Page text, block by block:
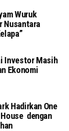
Wuruk
Nusantara
Investor Masih
Ekonomi
Hadirkan One
dengan